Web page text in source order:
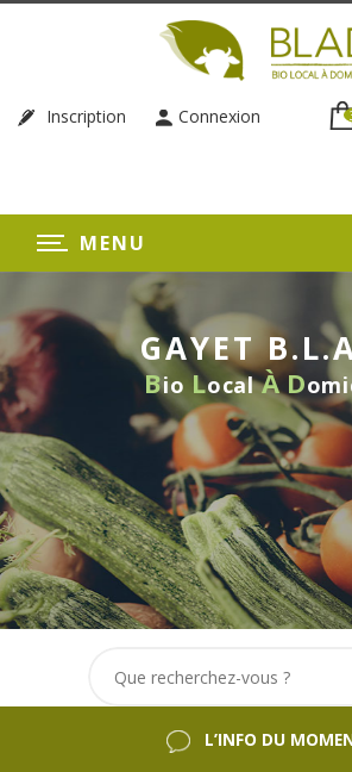
Inscription Connexion
MENU
GAYET
BioLocalÀD
SANS
L’INFO DU